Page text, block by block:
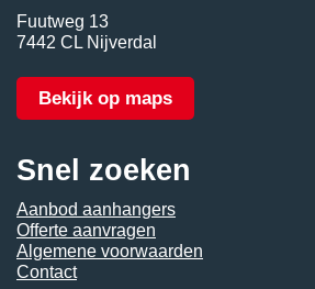
Fuutweg 13
7442 CL Nijverdal
Bekijk op maps
Snel zoeken
Aanbod aanhangers
Offerte aanvragen
Algemene voorwaarden
Contact